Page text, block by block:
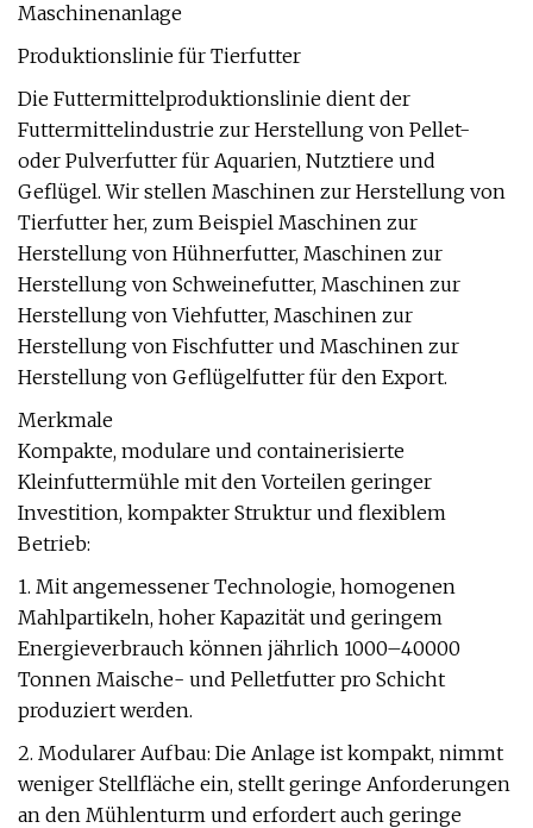
Maschinenanlage
Produktionslinie für Tierfutter
Die Futtermittelproduktionslinie dient der
Futtermittelindustrie zur Herstellung von Pellet-
oder Pulverfutter für Aquarien, Nutztiere und
Geflügel. Wir stellen Maschinen zur Herstellung von
Tierfutter her, zum Beispiel Maschinen zur
Herstellung von Hühnerfutter, Maschinen zur
Herstellung von Schweinefutter, Maschinen zur
Herstellung von Viehfutter, Maschinen zur
Herstellung von Fischfutter und Maschinen zur
Herstellung von Geflügelfutter für den Export.
Merkmale
Kompakte, modulare und containerisierte
Kleinfuttermühle mit den Vorteilen geringer
Investition, kompakter Struktur und flexiblem
Betrieb:
1. Mit angemessener Technologie, homogenen
Mahlpartikeln, hoher Kapazität und geringem
Energieverbrauch können jährlich 1000–40000
Tonnen Maische- und Pelletfutter pro Schicht
produziert werden.
2. Modularer Aufbau: Die Anlage ist kompakt, nimmt
weniger Stellfläche ein, stellt geringe Anforderungen
an den Mühlenturm und erfordert auch geringe